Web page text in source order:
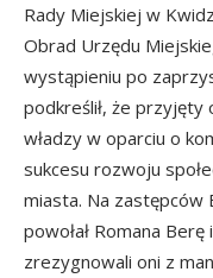
Rady Miejskiej w
Obrad Urzędu
wystąpieniu po
podkreślił, że
władzy w oparciu o
sukcesu rozwoju
miasta. Na
powołał Romana
zrezygnowali oni z